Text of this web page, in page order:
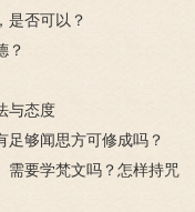
是否可以？
？
与态度
足够闻思方可修成吗？
需要学梵文吗？怎样持咒